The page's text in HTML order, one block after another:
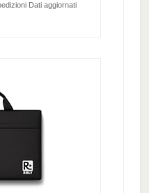
Dati aggiornati